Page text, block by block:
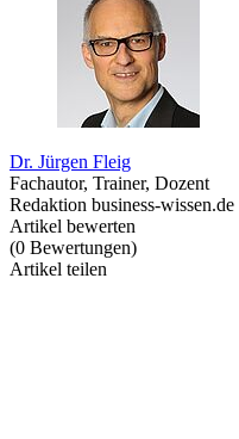
Dr. Jürgen Fleig
Fachautor, Trainer, Dozent
Redaktion business-wissen.de
Artikel bewerten
(0 Bewertungen)
Artikel teilen